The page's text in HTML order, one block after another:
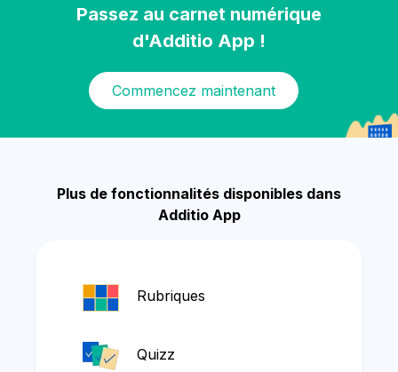
Passez au carnet numérique
d'Additio App !
Commencez maintenant
Plus de fonctionnalités disponibles dans
Additio App
Rubriques
Quizz